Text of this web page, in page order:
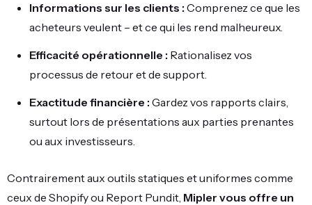
Informations sur les clients : Comprenez ce que les
acheteurs veulent – et ce qui les rend malheureux.
Efficacité opérationnelle : Rationalisez vos
processus de retour et de support.
Exactitude financière : Gardez vos rapports clairs,
surtout lors de présentations aux parties prenantes
ou aux investisseurs.
Contrairement aux outils statiques et uniformes comme
ceux de Shopify ou Report Pundit, Mipler vous offre un